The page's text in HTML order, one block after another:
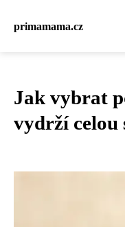
primamama.cz
Jak vybrat
vydrží celou